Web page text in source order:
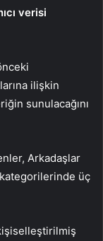
verisi
ilişkin
sunulacağını
Arkadaşlar
üç